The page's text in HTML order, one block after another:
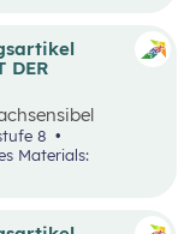
DER
für die
7, Schulstufe 8